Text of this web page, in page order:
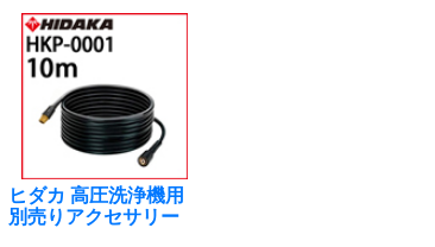
ヒダカ 高圧洗浄機用
別売りアクセサリー